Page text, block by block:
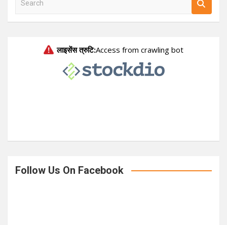
a
Follow Us On Facebook